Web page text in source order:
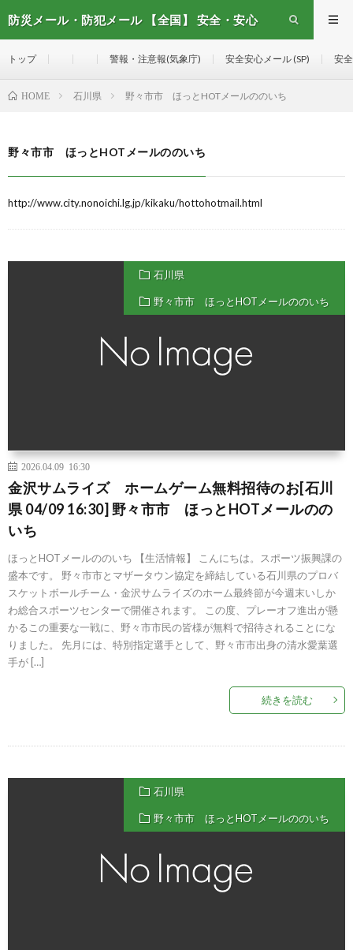
防災メール・防犯メール 【全国】 安全・安心
トップ 警報・注意報(気象庁) 安全安心メール (SP) 安
HOME 石川県 野々市市 ほっとHOTメールののいち
野々市市 ほっとHOTメールののいち
http://www.city.nonoichi.lg.jp/kikaku/hottohotmail.html
石川県
野々市市 ほっとHOTメールののいち
2026.04.09 16:30
金沢サムライズ ホームゲーム無料招待のお[石川
県 04/09 16:30] 野々市市 ほっとHOTメールのの
いち
ほっとHOTメールののいち 【生活情報】 こんにちは。スポーツ振興課の
盛本です。 野々市市とマザータウン協定を締結している石川県のプロバ
スケットボールチーム・金沢サムライズのホーム最終節が今週末いしか
わ総合スポーツセンターで開催されます。 この度、プレーオフ進出が懸
かるこの重要な一戦に、野々市市民の皆様が無料で招待されることにな
りました。 先月には、特別指定選手として、野々市市出身の清水愛葉選
手が […]
続きを読む
石川県
野々市市 ほっとHOTメールののいち